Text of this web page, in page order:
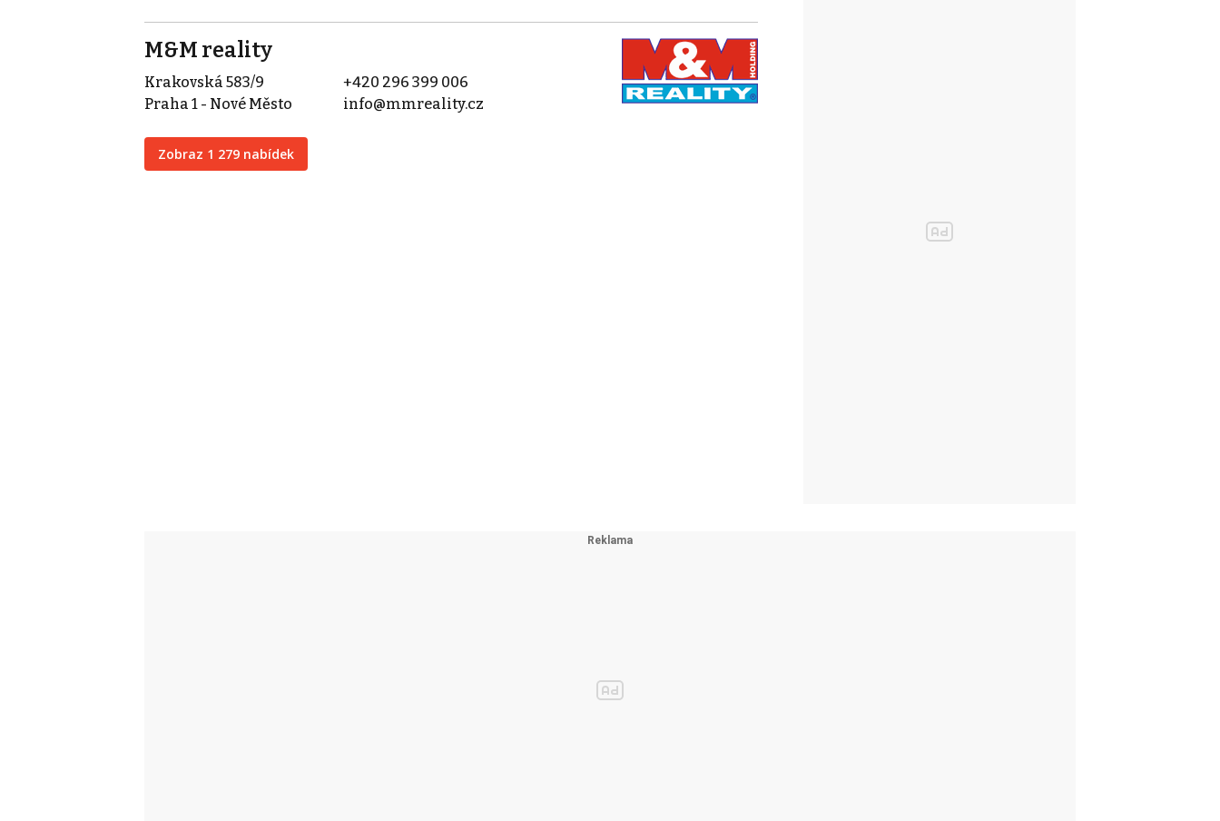
M&M reality
Krakovská 583/9
Praha 1 - Nové Město
Zobraz 1 279 nabídek
+420 296 399 006
info@mmreality.cz